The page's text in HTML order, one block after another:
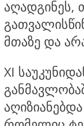
აღადგინეს,
მთაზე და
XI